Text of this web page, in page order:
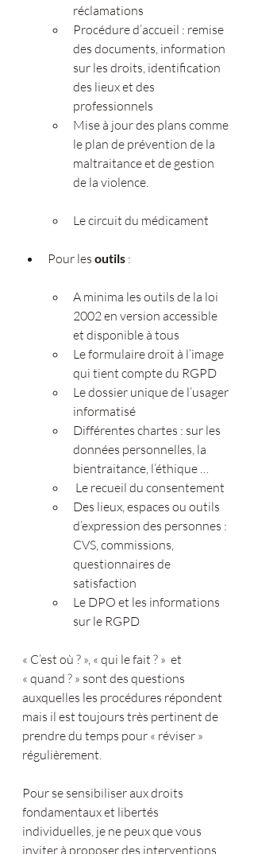
réclamations
Procédure d’accueil : remise
des documents, information
sur les droits, identification
des lieux et des
professionnels
Mise à jour des plans comme
le plan de prévention de la
maltraitance et de gestion
de la violence.
Le circuit du médicament
Pour les outils :
A minima les outils de la loi
2002 en version accessible
et disponible à tous
Le formulaire droit à l’image
qui tient compte du RGPD
Le dossier unique de l’usager
informatisé
Différentes chartes : sur les
données personnelles, la
bientraitance, l’éthique …
Le recueil du consentement
Des lieux, espaces ou outils
d’expression des personnes :
CVS, commissions,
questionnaires de
satisfaction
Le DPO et les informations
sur le RGPD
« C’est où ? », « qui le fait ? »  et
« quand ? » sont des questions
auxquelles les procédures répondent
mais il est toujours très pertinent de
prendre du temps pour « réviser »
régulièrement.
Pour se sensibiliser aux droits
fondamentaux et libertés
individuelles, je ne peux que vous
inviter à proposer des interventions